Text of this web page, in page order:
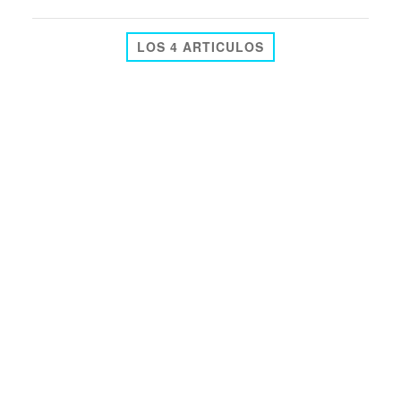
LOS 4 ARTICULOS